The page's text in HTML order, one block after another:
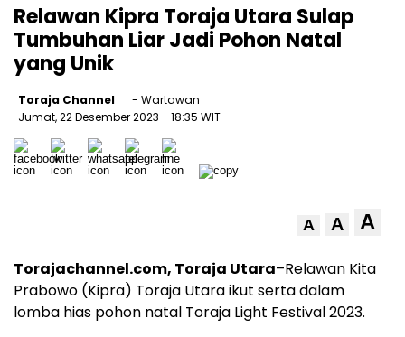
Relawan Kipra Toraja Utara Sulap
Tumbuhan Liar Jadi Pohon Natal
yang Unik
Toraja Channel
- Wartawan
Jumat, 22 Desember 2023 - 18:35 WIT
A A A
Torajachannel.com, Toraja Utara–Relawan Kita
Prabowo (Kipra) Toraja Utara ikut serta dalam
lomba hias pohon natal Toraja Light Festival 2023.